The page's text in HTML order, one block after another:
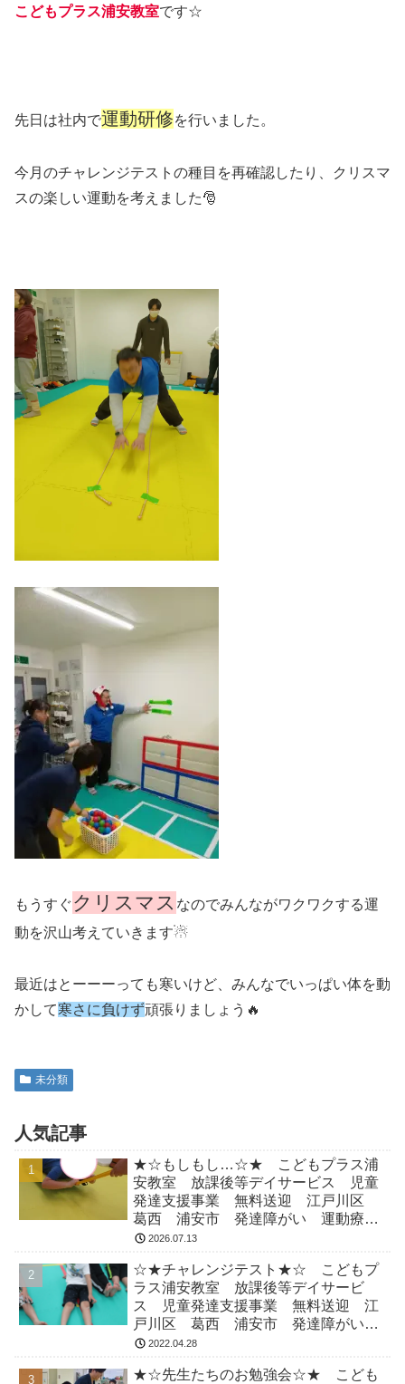
こどもプラス浦安教室です☆
先日は社内で運動研修を行いました。
今月のチャレンジテストの種目を再確認したり、クリスマ
スの楽しい運動を考えました🎅
もうすぐクリスマス なのでみんながワクワクする運
動を沢山考えていきます☃
最近はとーーーっても寒いけど、みんなでいっぱい体を動
かして寒さに負けず頑張りましょう🔥
未分類
人気記事
★☆もしもし…☆★ こどもプラス浦
安教室 放課後等デイサービス 児童
発達支援事業 無料送迎 江戸川区
葛西 浦安市 発達障がい 運動療
育 放デイ 児発 ADHD 自閉症
2026.07.13
☆★チャレンジテスト★☆ こどもプ
ラス浦安教室 放課後等デイサービ
ス 児童発達支援事業 無料送迎 江
戸川区 葛西 浦安市 発達障がい
運動療育 放デイ 児発 ADHD 自
2022.04.28
★☆先生たちのお勉強会☆★ こども